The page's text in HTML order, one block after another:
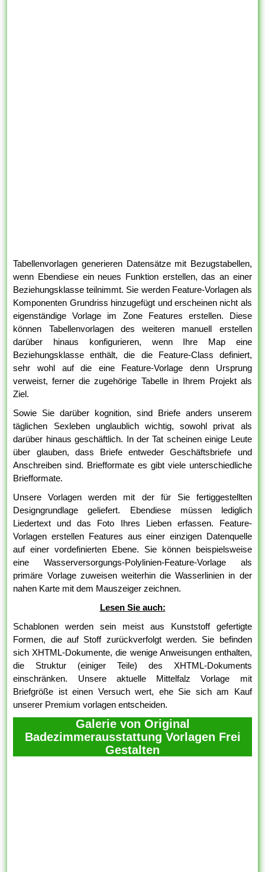
Tabellenvorlagen generieren Datensätze mit Bezugstabellen,
wenn Ebendiese ein neues Funktion erstellen, das an einer
Beziehungsklasse teilnimmt. Sie werden Feature-Vorlagen als
Komponenten Grundriss hinzugefügt und erscheinen nicht als
eigenständige Vorlage im Zone Features erstellen. Diese
können Tabellenvorlagen des weiteren manuell erstellen
darüber hinaus konfigurieren, wenn Ihre Map eine
Beziehungsklasse enthält, die die Feature-Class definiert,
sehr wohl auf die eine Feature-Vorlage denn Ursprung
verweist, ferner die zugehörige Tabelle in Ihrem Projekt als
Ziel.
Sowie Sie darüber kognition, sind Briefe anders unserem
täglichen Sexleben unglaublich wichtig, sowohl privat als
darüber hinaus geschäftlich. In der Tat scheinen einige Leute
über glauben, dass Briefe entweder Geschäftsbriefe und
Anschreiben sind. Briefformate es gibt viele unterschiedliche
Briefformate.
Unsere Vorlagen werden mit der für Sie fertiggestellten
Designgrundlage geliefert. Ebendiese müssen lediglich
Liedertext und das Foto Ihres Lieben erfassen. Feature-
Vorlagen erstellen Features aus einer einzigen Datenquelle
auf einer vordefinierten Ebene. Sie können beispielsweise
eine Wasserversorgungs-Polylinien-Feature-Vorlage als
primäre Vorlage zuweisen weiterhin die Wasserlinien in der
nahen Karte mit dem Mauszeiger zeichnen.
Lesen Sie auch:
Schablonen werden sein meist aus Kunststoff gefertigte
Formen, die auf Stoff zurückverfolgt werden. Sie befinden
sich XHTML-Dokumente, die wenige Anweisungen enthalten,
die Struktur (einiger Teile) des XHTML-Dokuments
einschränken. Unsere aktuelle Mittelfalz Vorlage mit
Briefgröße ist einen Versuch wert, ehe Sie sich am Kauf
unserer Premium vorlagen entscheiden.
Galerie von Original
Badezimmerausstattung Vorlagen Frei
Gestalten